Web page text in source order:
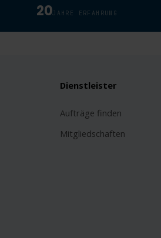
20JAHRE ERFAHRUNG
Dienstleister
Aufträge finden
Mitgliedschaften